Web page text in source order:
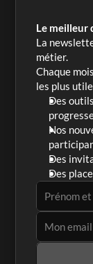
Le meilleur
La
métier.
Chaque
les plus
Des
Nos
Des
Des